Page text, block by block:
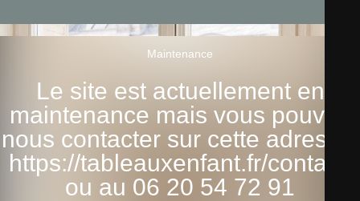
Maintenance
Le site est actuellement en
maintenance mais vous pouvez
nous contacter sur cette adresse:
https://tableauxenfant.fr/contact/
ou au 06 20 54 72 91